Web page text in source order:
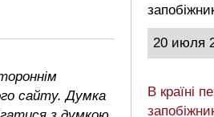
сайту. Думка
20 июля
В країні